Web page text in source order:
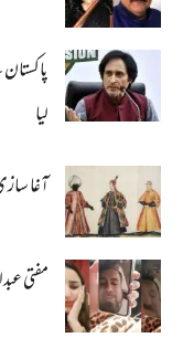
لیا
آغا
مفتی